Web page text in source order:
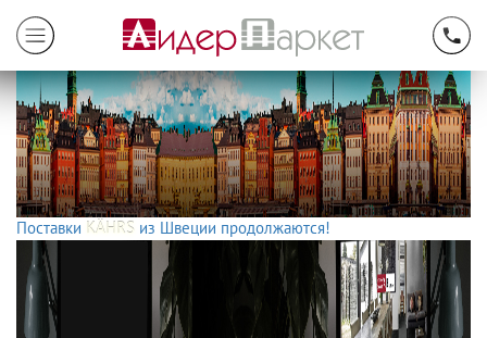
Поставки KÄHRS из Швеции продолжаются!